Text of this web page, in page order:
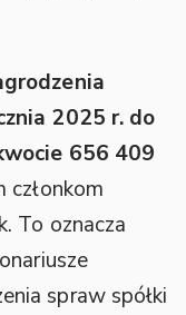
2025 r. do
656 409
członkom
To oznacza
spraw spółki